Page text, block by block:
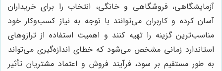
آزمایشگاهی، فروشگاهی و خانگی، انتخاب را برای خریداران
آسان کرده و کاربران می‌توانند با توجه به نیاز کسب‌وکار خود
مناسب‌ترین گزینه را تهیه کنند و اهمیت استفاده از ترازوهای
استاندارد زمانی مشخص می‌شود که خطای اندازه‌گیری می‌تواند
به طور مستقیم بر سود، فرآیند فروش و اعتماد مشتریان تأثیر